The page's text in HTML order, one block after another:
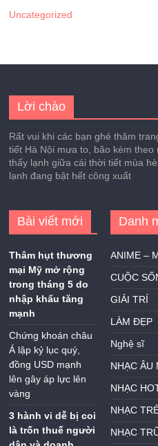
Uncategorized
Lời chào
Rất vui khi các bạn ghé thăm
tiết Hà Nội mưa to, bão kèm
thấy lạnh giữa cái thời tiết mùa
lạnh đang bật hết công xuất
Bài viết mới
Thâm hụt thương
mại Mỹ mở rộng
trong tháng 5 do
nhập khẩu tăng
mạnh
Chứng khoán châu
Á lập kỷ lục quý,
đồng USD mạnh
lên gây áp lực lên
vàng
3 hành vi dễ bị coi
là trốn thuế người
Danh
ANIME –
CUỘC
GIẢI TRÍ
LÀM ĐẸP
Nghệ sĩ
NHẠC ÂU
NHẠC
NHẠC
NHẠC